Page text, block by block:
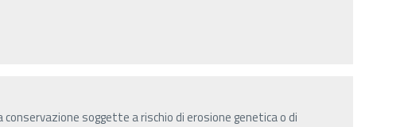
soggette a rischio di erosione genetica o di